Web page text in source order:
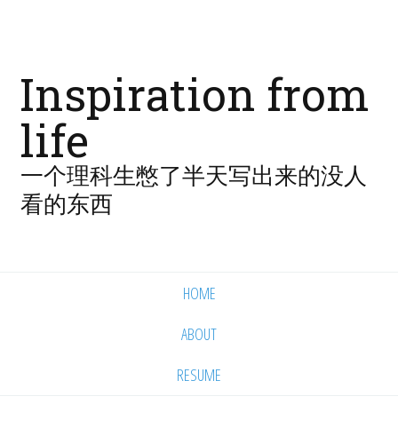
Inspiration from
life
一个理科生憋了半天写出来的没人
看的东西
HOME
ABOUT
RESUME